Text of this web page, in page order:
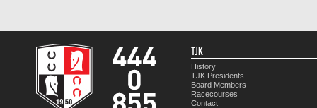
TJK
History
TJK Presidents
Board Members
Racecourses
Contact